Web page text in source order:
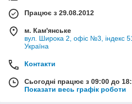
Працює з 29.08.2012
м. Кам'янське
вул. Широка 2, офіс №3, індекс
Україна
Контакти
Сьогодні працює з 09:00 до
Показати весь графік роботи